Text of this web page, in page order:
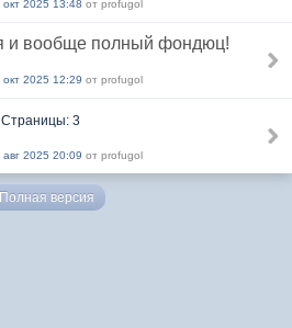
окт 2025 13:48 от profugol
и вообще полный фондюц!
окт 2025 12:29 от profugol
Страницы: 3
авг 2025 20:09 от profugol
Полная версия